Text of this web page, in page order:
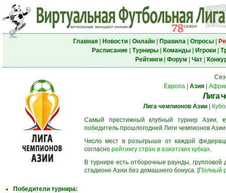
Главная| Новости| Онлайн| Правила| Опросы|
Расписание| Турниры| Команды| Игроки|
Рейтинги| Форум Чат|
Европа
Азия
Лига
Лига чемпионов Азии
Самый престижный клубный турнир Азии,
победитель прошлогодней Лиги чемпионов
Число мест в розыгрыше от каждой
согласно рейтингу стран в азиатских кубках.
В турнире есть отборочные раунды,
стадионе Азии без домашнего бонуса. [Полный
Победители турнира: